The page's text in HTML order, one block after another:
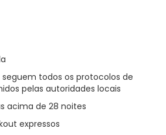
todos os protocolos de
pelas autoridades locais
acima de 28 noites
expressos